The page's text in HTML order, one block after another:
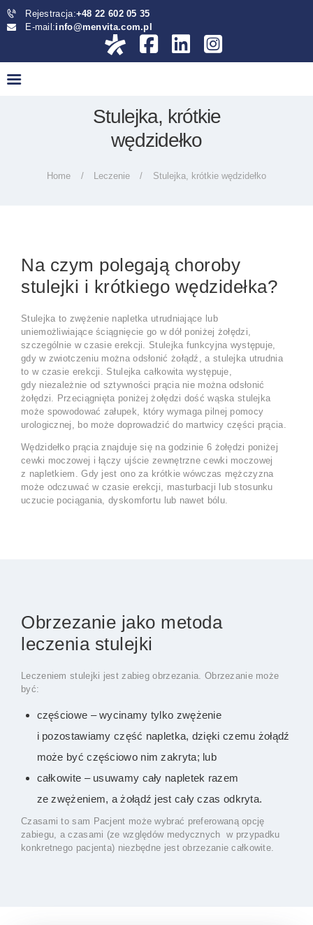
Rejestracja:+48 22 602 05 35
E-mail:info@menvita.com.pl
Stulejka, krótkie
wędzidełko
Home Leczenie Stulejka, krótkie wędzidełko
UMÓW WIZYTĘ
CENNIK
KONTAKT
Na czym polegają choroby
stulejki i krótkiego wędzidełka?
Stulejka to zwężenie napletka utrudniające lub
uniemożliwiające ściągnięcie go w dół poniżej żołędzi,
szczególnie w czasie erekcji. Stulejka funkcyjna występuje,
gdy w zwiotczeniu można odsłonić żołądź, a stulejka utrudnia
to w czasie erekcji. Stulejka całkowita występuje,
gdy niezależnie od sztywności prącia nie można odsłonić
żołędzi. Przeciągnięta poniżej żołędzi dość wąska stulejka
może spowodować załupek, który wymaga pilnej pomocy
urologicznej, bo może doprowadzić do martwicy części prącia.
Wędzidełko prącia znajduje się na godzinie 6 żołędzi poniżej
cewki moczowej i łączy ujście zewnętrzne cewki moczowej
z napletkiem. Gdy jest ono za krótkie wówczas mężczyzna
może odczuwać w czasie erekcji, masturbacji lub stosunku
uczucie pociągania, dyskomfortu lub nawet bólu.
Obrzezanie jako metoda
leczenia stulejki
Leczeniem stulejki jest zabieg obrzezania. Obrzezanie może
być:
częściowe – wycinamy tylko zwężenie
i pozostawiamy część napletka, dzięki czemu żołądź
może być częściowo nim zakryta; lub
całkowite – usuwamy cały napletek razem
ze zwężeniem, a żołądź jest cały czas odkryta.
Czasami to sam Pacjent może wybrać preferowaną opcję
zabiegu, a czasami (ze względów medycznych w przypadku
konkretnego pacjenta) niezbędne jest obrzezanie całkowite.